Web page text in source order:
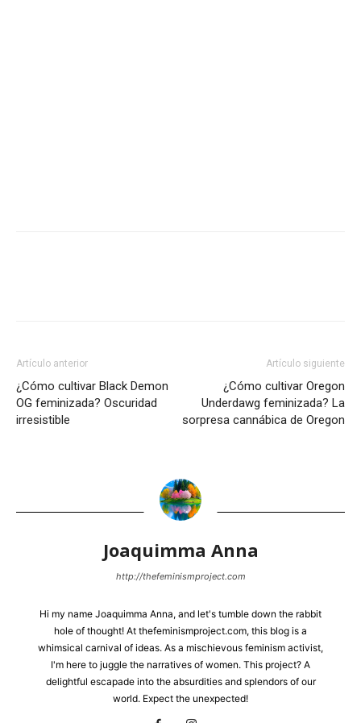
Artículo anterior
¿Cómo cultivar Black Demon
OG feminizada? Oscuridad
irresistible
Artículo siguiente
¿Cómo cultivar Oregon
Underdawg feminizada? La
sorpresa cannábica de Oregon
Joaquimma Anna
http://thefeminismproject.com
Hi my name Joaquimma Anna, and let's tumble down the rabbit
hole of thought! At thefeminismproject.com, this blog is a
whimsical carnival of ideas. As a mischievous feminism activist,
I'm here to juggle the narratives of women. This project? A
delightful escapade into the absurdities and splendors of our
world. Expect the unexpected!